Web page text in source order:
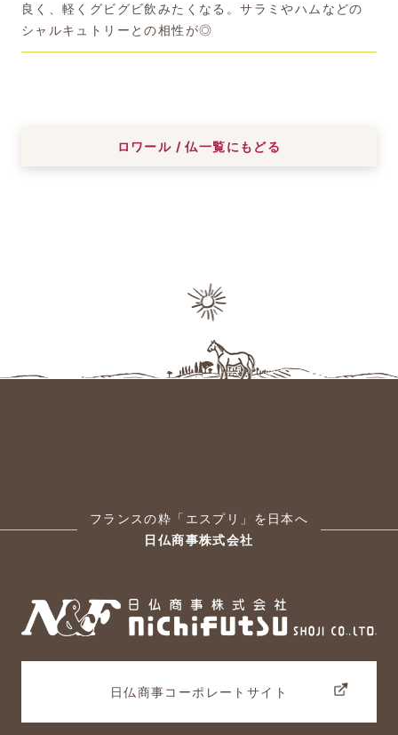
良く、軽くグビグビ飲みたくなる。サラミやハムなどの
シャルキュトリーとの相性が◎
ロワール / 仏一覧にもどる
フランスの粋「エスプリ」を日本へ
日仏商事株式会社
日仏商事コーポレートサイト